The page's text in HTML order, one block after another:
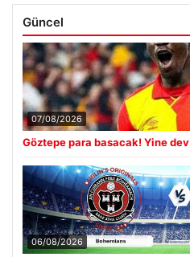
Güncel
07/08/2026
Göztepe para basacak! Yine
06/08/2026